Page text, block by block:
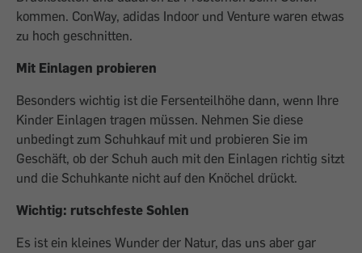
kommen. ConWay, adidas Indoor und Venture waren etwas
zu hoch geschnitten.
Mit Einlagen probieren
Besonders wichtig ist die Fersenteilhöhe dann, wenn Ihre
Kinder Einlagen tragen müssen. Nehmen Sie diese
unbedingt zum Schuhkauf mit und probieren Sie im
Geschäft, ob der Schuh auch mit den Einlagen richtig sitzt
und die Schuhkante nicht auf den Knöchel drückt.
Wichtig: rutschfeste Sohlen
Es ist ein kleines Wunder der Natur, das uns aber gar